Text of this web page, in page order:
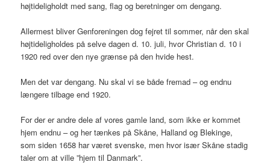
højtideligholdt med sang, flag og beretninger om dengang.
Allermest bliver Genforeningen dog fejret til sommer, når den skal
højtideligholdes på selve dagen d. 10. juli, hvor Christian d. 10 i
1920 red over den nye grænse på den hvide hest.
Men det var dengang. Nu skal vi se både fremad – og endnu
længere tilbage end 1920.
For der er andre dele af vores gamle land, som ikke er kommet
hjem endnu – og her tænkes på Skåne, Halland og Blekinge,
som siden 1658 har været svenske, men hvor især Skåne stadig
taler om at ville ”hjem til Danmark”.